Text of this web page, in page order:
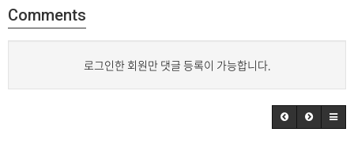
Comments
로그인한 회원만 댓글 등록이 가능합니다.